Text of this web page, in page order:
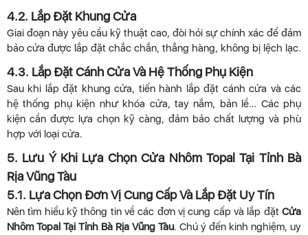
4.2. Lắp Đặt Khung Cửa
Giai đoạn này yêu cầu kỹ thuật cao, đòi hỏi sự chính xác để đảm
bảo cửa được lắp đặt chắc chắn, thẳng hàng, không bị lệch lạc.
4.3. Lắp Đặt Cánh Cửa Và Hệ Thống Phụ Kiện
Sau khi lắp đặt khung cửa, tiến hành lắp đặt cánh cửa và các
hệ thống phụ kiện như khóa cửa, tay nắm, bản lề… Các phụ
kiện cần được lựa chọn kỹ càng, đảm bảo chất lượng và phù
hợp với loại cửa.
5. Lưu Ý Khi Lựa Chọn Cửa Nhôm Topal Tại Tỉnh Bà
Rịa Vũng Tàu
5.1. Lựa Chọn Đơn Vị Cung Cấp Và Lắp Đặt Uy Tín
Nên tìm hiểu kỹ thông tin về các đơn vị cung cấp và lắp đặt Cửa
Nhôm Topal Tại Tỉnh Bà Rịa Vũng Tàu. Chú ý đến kinh nghiệm, uy